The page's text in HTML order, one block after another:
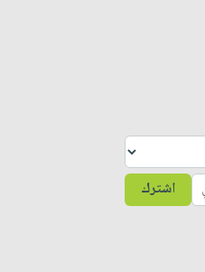
اشترك